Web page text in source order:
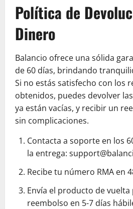
Política de
Dinero
Balancio ofrece una sólida
de 60 días, brindando
Si no estás satisfecho con los
obtenidos, puedes devolver
ya están vacías, y recibir un
sin complicaciones.
Contacta a soporte en los
la entrega:
Recibe tu número RMA en
Envía el producto de
reembolso en 5-7 días